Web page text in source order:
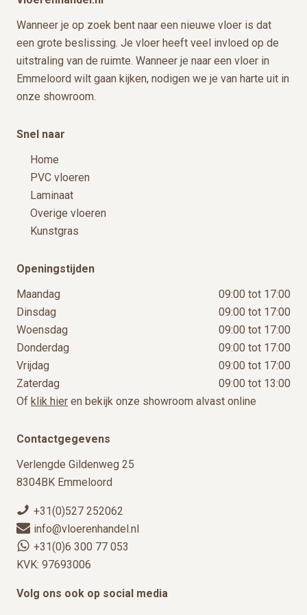
Wanneer je op zoek bent naar een nieuwe vloer is dat
een grote beslissing. Je vloer heeft veel invloed op de
uitstraling van de ruimte. Wanneer je naar een vloer in
Emmeloord wilt gaan kijken, nodigen we je van harte uit in
onze showroom.
Snel naar
Home
PVC vloeren
Laminaat
Overige vloeren
Kunstgras
Openingstijden
Maandag
09:00 tot 17:00
Dinsdag
09:00 tot 17:00
Woensdag
09:00 tot 17:00
Donderdag
09:00 tot 17:00
Vrijdag
09:00 tot 17:00
Zaterdag
09:00 tot 13:00
Of klik hier en bekijk onze showroom alvast online
Contactgegevens
Verlengde Gildenweg 25
8304BK Emmeloord
+31(0)527 252062
info@vloerenhandel.nl
+31(0)6 300 77 053
KVK: 97693006
Volg ons ook op social media